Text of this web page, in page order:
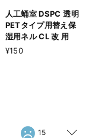
人工蛹室 DSPC 透明
PETタイプ用替え保
湿用ネル CL 改 用
¥150
15